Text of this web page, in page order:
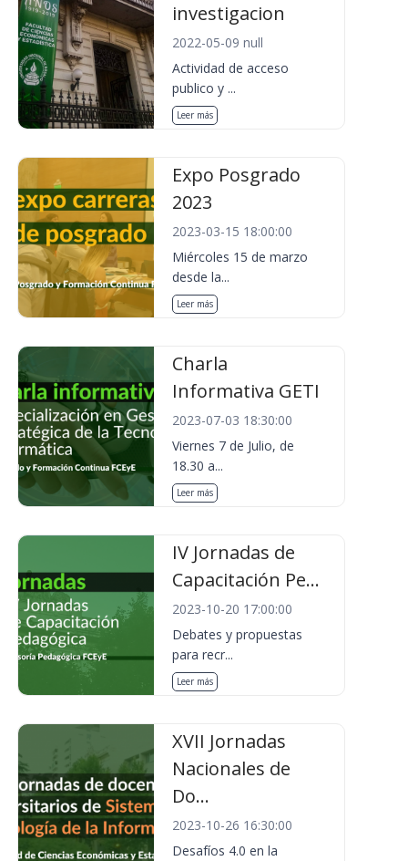
investigacion
2022-05-09 null
Actividad de acceso
publico y ...
Leer más
Expo Posgrado
2023
2023-03-15 18:00:00
Miércoles 15 de marzo
desde la...
Leer más
Charla
Informativa GETI
2023-07-03 18:30:00
Viernes 7 de Julio, de
18.30 a...
Leer más
IV Jornadas de
Capacitación Pe...
2023-10-20 17:00:00
Debates y propuestas
para recr...
Leer más
XVII Jornadas
Nacionales de
Do...
2023-10-26 16:30:00
Desafíos 4.0 en la